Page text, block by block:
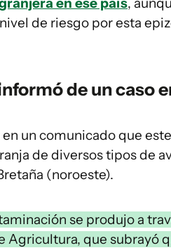
de riesgo por esta
de un caso
un comunicado que
de diversos tipos de
(noroeste).
se produjo a
que subrayó